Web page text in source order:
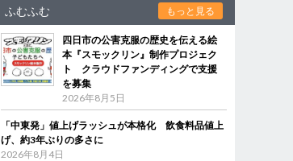
ふむふむ もっと見る
四日市の公害克服の歴史を伝える絵
本『スモックリン』制作プロジェク
ト クラウドファンディングで支援
を募集
2026年8月5日
「中東発」値上げラッシュが本格化 飲食料品値上
げ、約3年ぶりの多さに
2026年8月4日